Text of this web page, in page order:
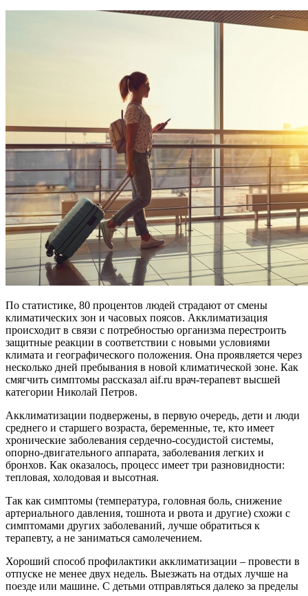
По статистике, 80 процентов людей страдают от смены
климатических зон и часовых поясов. Акклиматизация
происходит в связи с потребностью организма перестроить
защитные реакции в соответствии с новыми условиями
климата и географического положения. Она проявляется через
несколько дней пребывания в новой климатической зоне. Как
смягчить симптомы рассказал aif.ru врач-терапевт высшей
категории Николай Петров.
Акклиматизации подвержены, в первую очередь, дети и люди
среднего и старшего возраста, беременные, те, кто имеет
хронические заболевания сердечно-сосудистой системы,
опорно-двигательного аппарата, заболевания легких и
бронхов. Как оказалось, процесс имеет три разновидности:
тепловая, холодовая и высотная.
Так как симптомы (температура, головная боль, снижение
артериального давления, тошнота и рвота и другие) схожи с
симптомами других заболеваний, лучше обратиться к
терапевту, а не заниматься самолечением.
Хороший способ профилактики акклиматизации – провести в
отпуске не менее двух недель. Выезжать на отдых лучше на
поезде или машине. С детьми отправляться далеко за пределы